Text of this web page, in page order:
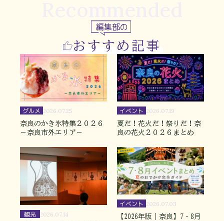
編集部の
おすすめ記事
グルメ 2026.07.25
奈良のかき氷特集２０２６
－奈良市外エリア－
イベント 2026.07.19
夏だ！花火だ！祭りだ！奈
良の花火２０２６まとめ
観光 2026.07.14
イベント 2026.07.03
【2026年版｜奈良】7・8月